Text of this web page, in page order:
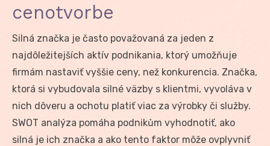
cenotvorbe
Silná značka je často považovaná za jeden z
najdôležitejších aktív podnikania, ktorý umožňuje
firmám nastaviť vyššie ceny, než konkurencia. Značka,
ktorá si vybudovala silné väzby s klientmi, vyvoláva v
nich dôveru a ochotu platiť viac za výrobky či služby.
SWOT analýza pomáha podnikům vyhodnotiť, ako
silná je ich značka a ako tento faktor môže ovplyvniť